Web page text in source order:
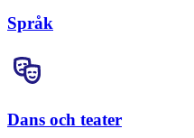
Språk
Dans och teater